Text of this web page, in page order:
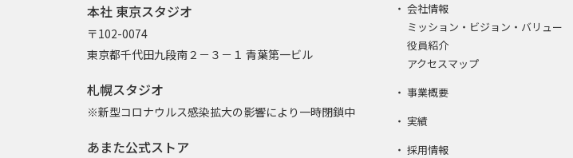
本社 東京スタジオ
〒102-0074
東京都千代田九段南２－３－１ 青葉第一ビル
札幌スタジオ
※新型コロナウルス感染拡大の影響により一時閉鎖中
あまた公式ストア
会社情報
ミッション・ビジョン・バリュー
役員紹介
アクセスマップ
事業概要
実績
採用情報